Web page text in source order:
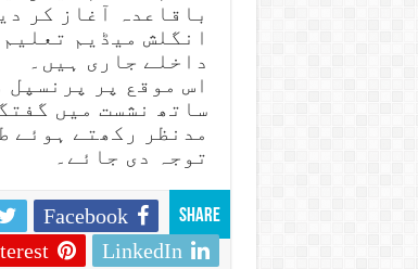
باقاعدہ آغاز کر
انگلش میڈیم
داخلے جاری ہیں۔
اس موقع پر
ساتھ نشست میں
مدنظر رکھتے ہوئے
توجہ دی جائے۔
Share
Facebook
LinkedIn